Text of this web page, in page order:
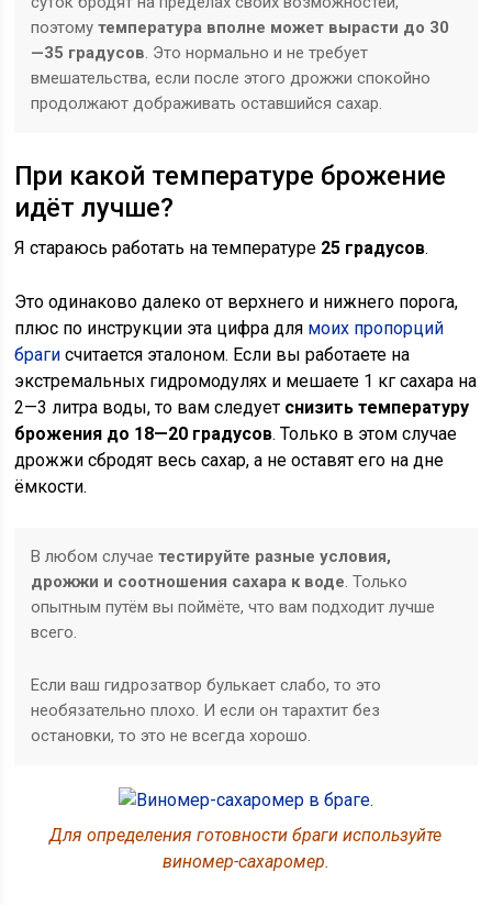
поэтомутемпература вполне может вырасти до 30
—35 градусов. Это нормально и не требует
вмешательства, если после этого дрожжи спокойно
продолжают дображивать оставшийся сахар.
При какой температуре брожение
идёт лучше?
Я стараюсь работать на температуре 25 градусов.
Это одинаково далеко от верхнего и нижнего порога,
плюс по инструкции эта цифра для моих пропорций
браги считается эталоном. Если вы работаете на
экстремальных гидромодулях и мешаете 1 кг сахара на
2—3 литра воды, то вам следует снизить температуру
брожения до 18—20 градусов. Только в этом случае
дрожжи сбродят весь сахар, а не оставят его на дне
ёмкости.
В любом случаетестируйте разные условия,
дрожжи и соотношения сахара к воде. Только
опытным путём вы поймёте, что вам подходит лучше
всего.
Если ваш гидрозатвор булькает слабо, то это
необязательно плохо. И если он тарахтит без
остановки, то это не всегда хорошо.
Для определения готовности браги используйте
виномер-сахаромер.